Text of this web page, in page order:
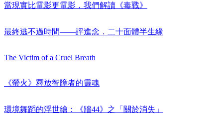
當現實比電影更電影，我們解讀《毒戰》
最終逃不過時間——評進念．二十面體半生緣
The Victim of a Cruel Breath
《螢火》釋放智障者的靈魂
環境舞蹈的浮世繪：《牆44》之「關於消失」